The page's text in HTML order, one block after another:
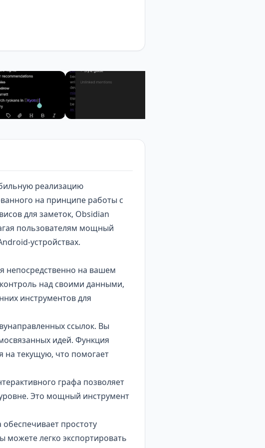
реализацию
на принципе работы с
для заметок, Obsidian
пользователям мощный
устройствах.
непосредственно на вашем
над своими данными,
инструментов для
ссылок. Вы
идей. Функция
на текущую, что помогает
графа позволяет
Это мощный инструмент
простоту
легко экспортировать